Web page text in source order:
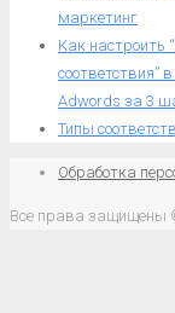
маркетинг
Как настроить
соответствия”
Adwords за 3
Типы
Обработка
Все права защищены